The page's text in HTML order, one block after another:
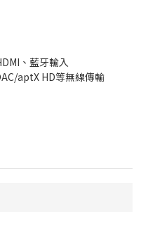
、藍牙輸入
aptX HD等無線傳輸